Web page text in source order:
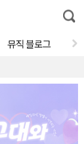
통
합
뮤직 블로그